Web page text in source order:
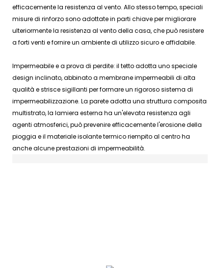
efficacemente la resistenza al vento. Allo stesso tempo, speciali
misure di rinforzo sono adottate in parti chiave per migliorare
ulteriormente la resistenza al vento della casa, che può resistere
a forti venti e fornire un ambiente di utilizzo sicuro e affidabile.
Impermeabile e a prova di perdite: il tetto adotta uno speciale
design inclinato, abbinato a membrane impermeabili di alta
qualità e strisce sigillanti per formare un rigoroso sistema di
impermeabilizzazione. La parete adotta una struttura composita
multistrato, la lamiera esterna ha un'elevata resistenza agli
agenti atmosferici, può prevenire efficacemente l'erosione della
pioggia e il materiale isolante termico riempito al centro ha
anche alcune prestazioni di impermeabilità.